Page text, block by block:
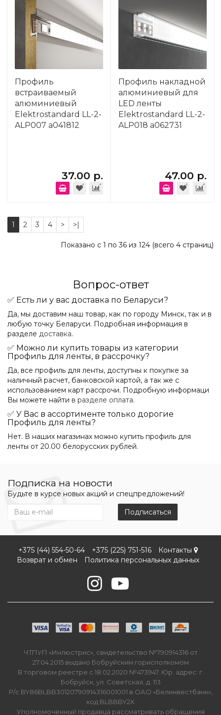
Профиль
встраиваемый
алюминиевый
Elektrostandard LL-2-
ALP007 a041812
37.00 р.
Профиль накладной
алюминиевый для
LED ленты
Elektrostandard LL-2-
ALP018 a062731
47.00 р.
1 2 3 4 > >|
Показано с 1 по 36 из 124 (всего 4 страниц)
Вопрос-ответ
✅ Есть ли у вас доставка по Беларуси?
Да, мы доставим наш товар, как по городу Минск, так и в
любую точку Беларуси. Подробная информация в
разделе доставка.
✅ Можно ли купить товары из категории
Профиль для ленты, в рассрочку?
Да, все профиль для ленты, доступны к покупке за
наличный расчет, банковской картой, а так же с
использованием карт рассрочи. Подробную информаци
Вы можете найти в разделе оплата.
✅ У Вас в ассортименте только дорогие
Профиль для ленты?
Нет. В наших магазинах можно купить профиль для
ленты от 20.00 белорусских рублей.
Подписка на новости
Будьте в курсе новых акций и спецпредложений!
Подписаться
+375 (44) 554-50-64 +375 (225) 751-516
Контакты
Возврат и обмен
Политика персональных данных
ЧТПУП «Инлюстрис», свидетельство №790914316 от
27.04.2015 выдано Бобруйским горисполкомом
В торговом реестре с 18.02.2020 №473947. Юр. адрес: г.
Бобруйск, ул. Советская, д. 113
Р/с BY86BLBB30120790914316001001 в ОАО «Белинвестбанк»,
код BLBBBY2X
Уполномоченный продавца рассматривать обращения